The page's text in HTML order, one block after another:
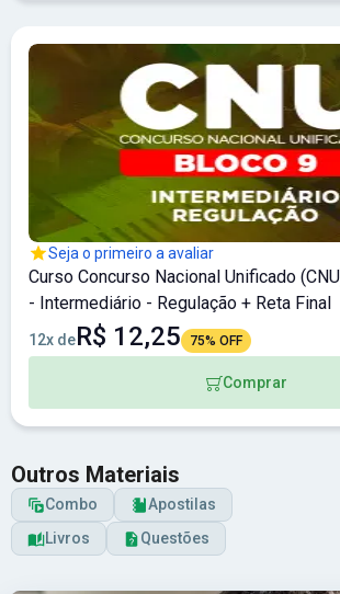
Seja o primeiro a avaliar
Curso Concurso Nacional Unificado
- Intermediário - Regulação + Reta Final
12x deR$ 12,25 75% OFF
Comprar
Outros Materiais
Combo
Apostilas
Livros
Questões